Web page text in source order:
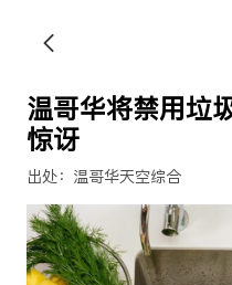
温哥华将禁用垃
惊讶
出处：温哥华天空综合